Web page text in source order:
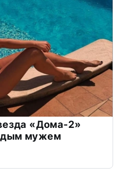
«Дома-2»
мужем